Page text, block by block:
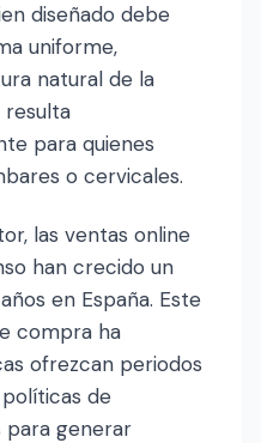
diseñado debe
uniforme,
natural de la
resulta
para quienes
o cervicales.
las ventas online
han crecido un
en España. Este
compra ha
ofrezcan periodos
de
para generar